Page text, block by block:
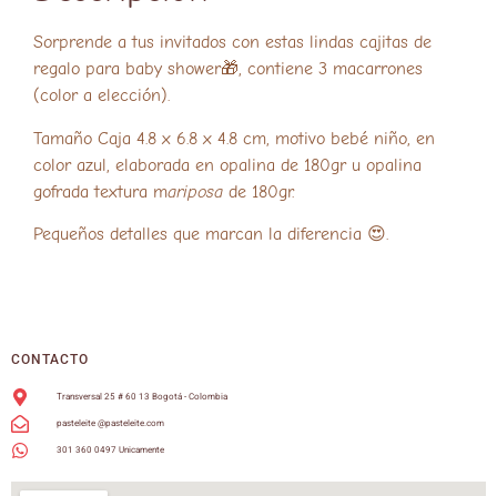
Sorprende a tus invitados con estas lindas cajitas de
regalo para baby shower🎁, contiene 3 macarrones
(color a elección).
Tamaño Caja 4.8 x 6.8 x 4.8 cm, motivo bebé niño, en
color azul, elaborada en opalina de 180gr u opalina
gofrada textura mariposa de 180gr.
Pequeños detalles que marcan la diferencia 😍.
CONTACTO
Transversal 25 # 60 13 Bogotá - Colombia
pasteleite @pasteleite.com
301 360 0497 Unicamente